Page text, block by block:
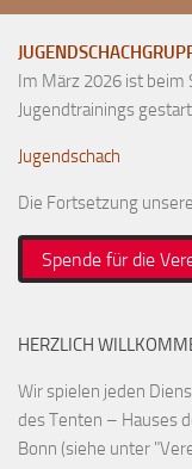
Ausschreibungen
Links
Im März 2026 ist beim
Jugendtrainings
Jugendschach
Die Fortsetzung
Spende für die
HERZLICH
Wir spielen jeden
des Tenten – Hauses
Bonn (siehe unter